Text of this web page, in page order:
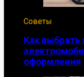
Советы
Как выбрать
оформления